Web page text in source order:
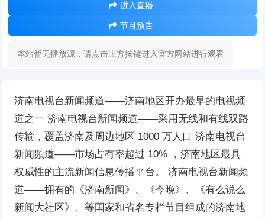
进入直播
节目预告
本站暂无播放源，请点击上方按键进入官方网站进行观看
济南电视台新闻频道——济南地区开办最早的电视频
道之一 济南电视台新闻频道——采用无线和有线双路
传输，覆盖济南及周边地区 1000 万人口 济南电视台
新闻频道——市场占有率超过 10% ，济南地区最具
权威性的主流新闻信息传播平台。 济南电视台新闻频
道——拥有的《济南新闻》、《今晚》、《有么说么
新闻大社区》、等国家和省名专栏节目组成的济南地